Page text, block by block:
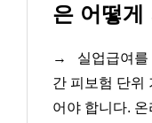
은 어떻게
→
실업급여
간 피보험 단위
어야 합니다.